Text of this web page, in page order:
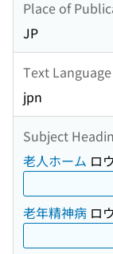
Place of
JP
Text
jpn
Subject
老人ホーム ロ
老年精神病 ロ